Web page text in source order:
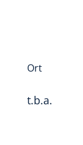
Ort
t.b.a.